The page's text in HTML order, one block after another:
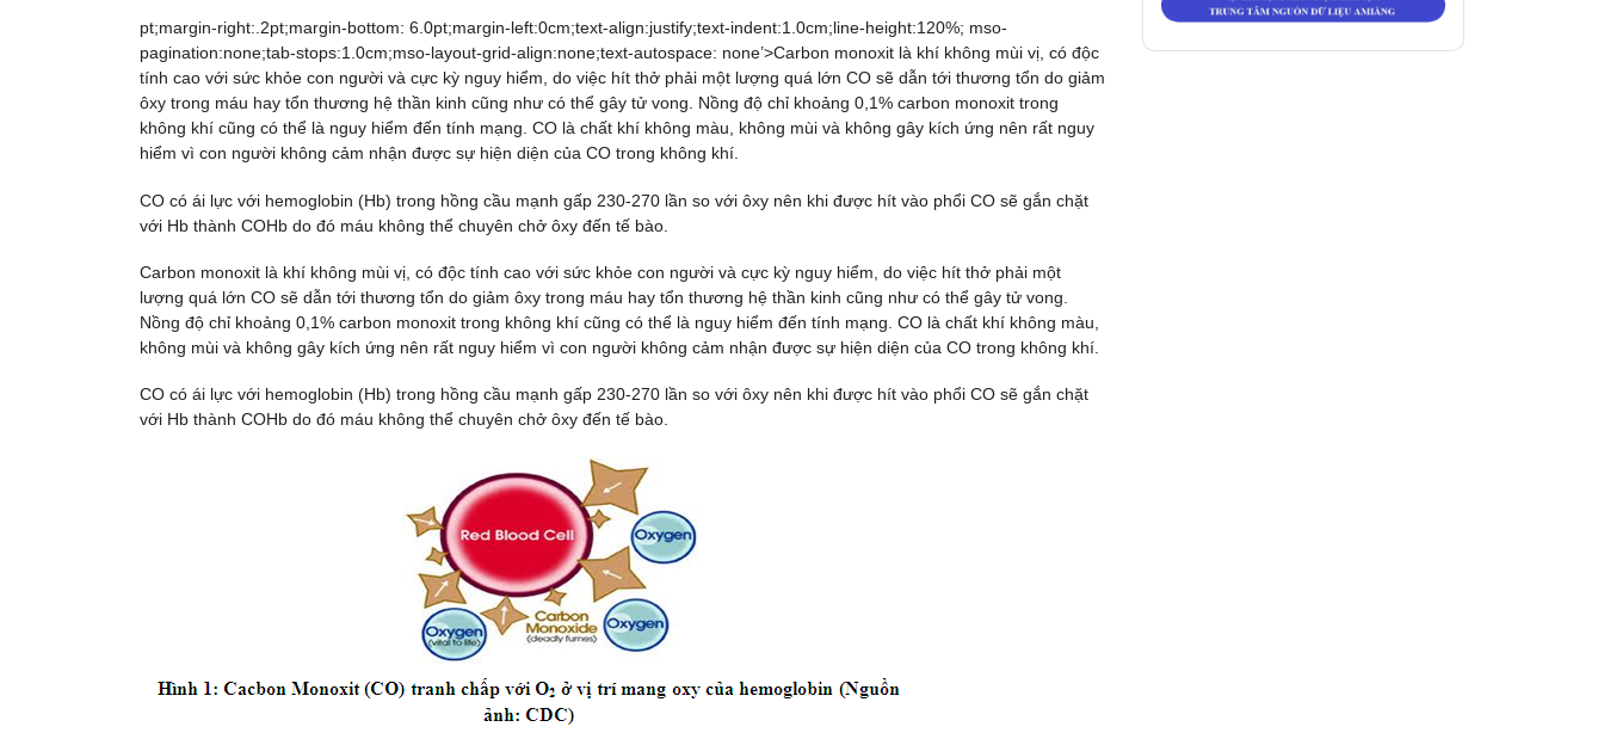
pt;margin-right:.2pt;margin-bottom: 6.0pt;margin-left:0cm;text-align:justify;text-indent:1.0cm;line-height:120%; mso-
pagination:none;tab-stops:1.0cm;mso-layout-grid-align:none;text-autospace: none’>Carbon monoxit là khí không mùi vị, có độc
tính cao với sức khỏe con người và cực kỳ nguy hiểm, do việc hít thở phải một lượng quá lớn CO sẽ dẫn tới thương tổn do giảm
ôxy trong máu hay tổn thương hệ thần kinh cũng như có thể gây tử vong. Nồng độ chỉ khoảng 0,1% carbon monoxit trong
không khí cũng có thể là nguy hiểm đến tính mạng. CO là chất khí không màu, không mùi và không gây kích ứng nên rất nguy
hiểm vì con người không cảm nhận được sự hiện diện của CO trong không khí.
CO có ái lực với hemoglobin (Hb) trong hồng cầu mạnh gấp 230-270 lần so với ôxy nên khi được hít vào phổi CO sẽ gắn chặt
với Hb thành COHb do đó máu không thể chuyên chở ôxy đến tế bào.
Carbon monoxit là khí không mùi vị, có độc tính cao với sức khỏe con người và cực kỳ nguy hiểm, do việc hít thở phải một
lượng quá lớn CO sẽ dẫn tới thương tổn do giảm ôxy trong máu hay tổn thương hệ thần kinh cũng như có thể gây tử vong.
Nồng độ chỉ khoảng 0,1% carbon monoxit trong không khí cũng có thể là nguy hiểm đến tính mạng. CO là chất khí không màu,
không mùi và không gây kích ứng nên rất nguy hiểm vì con người không cảm nhận được sự hiện diện của CO trong không khí.
CO có ái lực với hemoglobin (Hb) trong hồng cầu mạnh gấp 230-270 lần so với ôxy nên khi được hít vào phổi CO sẽ gắn chặt
với Hb thành COHb do đó máu không thể chuyên chở ôxy đến tế bào.